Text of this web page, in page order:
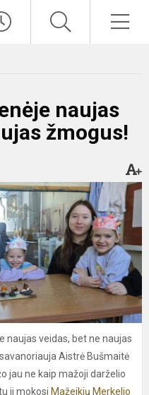
naujas
žmogus!
naujas veidas, bet ne naujas
Aistrė Bušmaitė
jau ne kaip mažoji darželio
ji mokosi Mažeikių Merkelio